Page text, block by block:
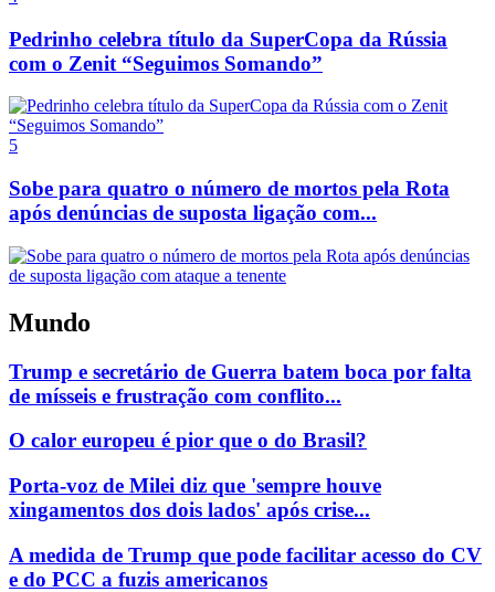
Pedrinho celebra título da SuperCopa da Rússia
com o Zenit “Seguimos Somando”
5
Sobe para quatro o número de mortos pela Rota
após denúncias de suposta ligação com...
Mundo
Trump e secretário de Guerra batem boca por falta
de mísseis e frustração com conflito...
O calor europeu é pior que o do Brasil?
Porta-voz de Milei diz que 'sempre houve
xingamentos dos dois lados' após crise...
A medida de Trump que pode facilitar acesso do CV
e do PCC a fuzis americanos